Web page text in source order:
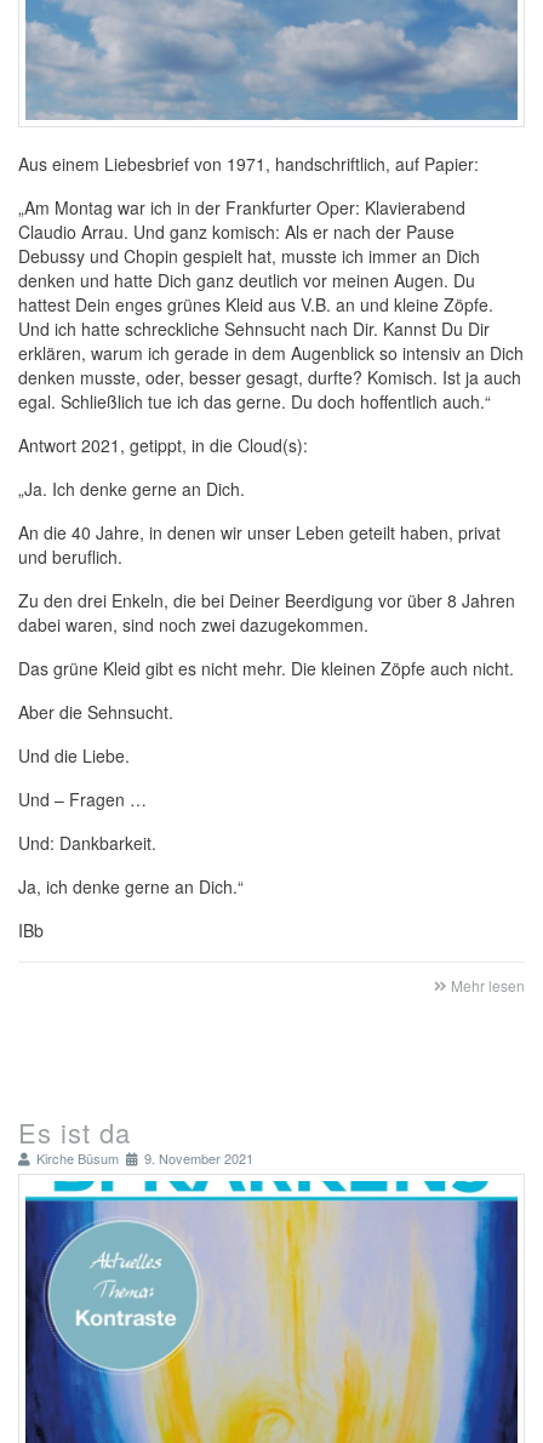
Aus einem Liebesbrief von 1971, handschriftlich, auf Papier:
„Am Montag war ich in der Frankfurter Oper: Klavierabend
Claudio Arrau. Und ganz komisch: Als er nach der Pause
Debussy und Chopin gespielt hat, musste ich immer an Dich
denken und hatte Dich ganz deutlich vor meinen Augen. Du
hattest Dein enges grünes Kleid aus V.B. an und kleine Zöpfe.
Und ich hatte schreckliche Sehnsucht nach Dir. Kannst Du Dir
erklären, warum ich gerade in dem Augenblick so intensiv an Dich
denken musste, oder, besser gesagt, durfte? Komisch. Ist ja auch
egal. Schließlich tue ich das gerne. Du doch hoffentlich auch.“
Antwort 2021, getippt, in die Cloud(s):
„Ja. Ich denke gerne an Dich.
An die 40 Jahre, in denen wir unser Leben geteilt haben, privat
und beruflich.
Zu den drei Enkeln, die bei Deiner Beerdigung vor über 8 Jahren
dabei waren, sind noch zwei dazugekommen.
Das grüne Kleid gibt es nicht mehr. Die kleinen Zöpfe auch nicht.
Aber die Sehnsucht.
Und die Liebe.
Und – Fragen …
Und: Dankbarkeit.
Ja, ich denke gerne an Dich.“
IBb
Mehr lesen
Es ist da
Kirche Büsum 9. November 2021